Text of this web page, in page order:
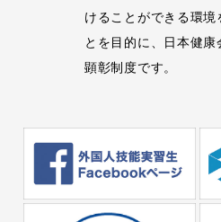
けることができる環境
とを目的に、日本健康
顕彰制度です。